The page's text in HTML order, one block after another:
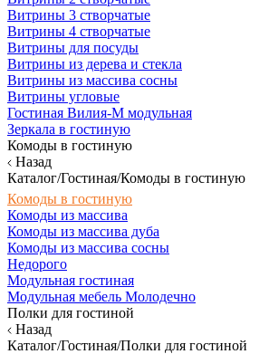
Витрины 3 створчатые
Витрины 4 створчатые
Витрины для посуды
Витрины из дерева и стекла
Витрины из массива сосны
Витрины угловые
Гостиная Вилия-М модульная
Зеркала в гостиную
Комоды в гостиную
Назад
Каталог/Гостиная/Комоды в гостиную
Комоды в гостиную
Комоды из массива
Комоды из массива дуба
Комоды из массива сосны
Недорого
Модульная гостиная
Модульная мебель Молодечно
Полки для гостиной
Назад
Каталог/Гостиная/Полки для гостиной